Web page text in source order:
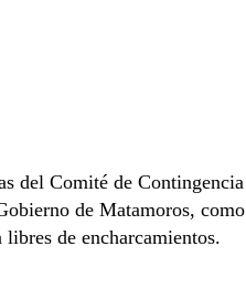
del Comité de
de Matamoros,
de encharcamientos.